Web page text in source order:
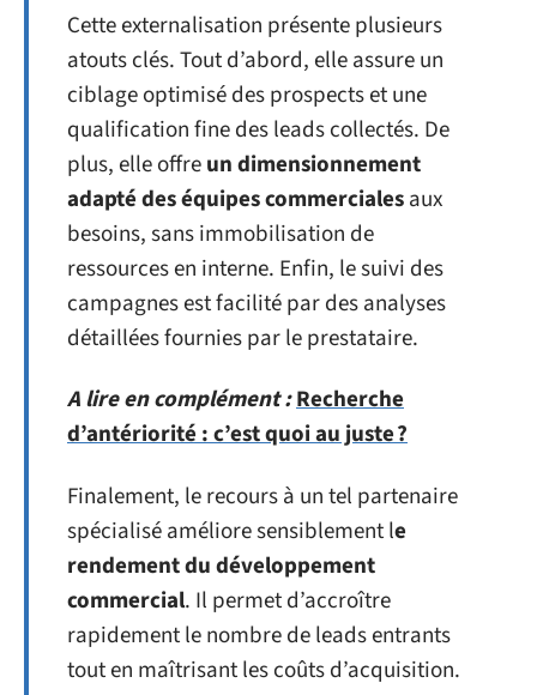
Cette externalisation présente plusieurs
atouts clés. Tout d’abord, elle assure un
ciblage optimisé des prospects et une
qualification fine des leads collectés. De
plus, elle offreun dimensionnement
adapté des équipes commercialesaux
besoins, sans immobilisation de
ressources en interne. Enfin, le suivi des
campagnes est facilité par des analyses
détaillées fournies par le prestataire.
A lire en complément :Recherche
d’antériorité : c’est quoi au juste ?
Finalement, le recours à un tel partenaire
spécialisé améliore sensiblement le
rendement du développement
commercial. Il permet d’accroître
rapidement le nombre de leads entrants
tout en maîtrisant les coûts d’acquisition.